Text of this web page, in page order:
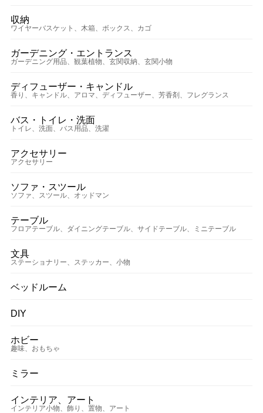
収納
ワイヤーバスケット、木箱、ボックス、カゴ
ガーデニング・エントランス
ガーデニング用品、観葉植物、玄関収納、玄関小物
ディフューザー・キャンドル
香り、キャンドル、アロマ、ディフューザー、芳香剤、フレグランス
バス・トイレ・洗面
トイレ、洗面、バス用品、洗濯
アクセサリー
アクセサリー
ソファ・スツール
ソファ、スツール、オッドマン
テーブル
フロアテーブル、ダイニングテーブル、サイドテーブル、ミニテーブル
文具
ステーショナリー、ステッカー、小物
ベッドルーム
DIY
ホビー
趣味、おもちゃ
ミラー
インテリア、アート
インテリア小物、飾り、置物、アート